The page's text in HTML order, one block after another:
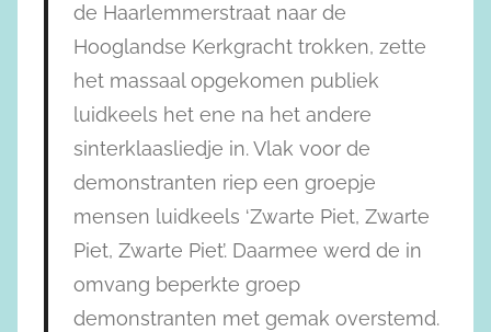
de Haarlemmerstraat naar de
Hooglandse Kerkgracht trokken, zette
het massaal opgekomen publiek
luidkeels het ene na het andere
sinterklaasliedje in. Vlak voor de
demonstranten riep een groepje
mensen luidkeels ‘Zwarte Piet, Zwarte
Piet, Zwarte Piet’. Daarmee werd de in
omvang beperkte groep
demonstranten met gemak overstemd.